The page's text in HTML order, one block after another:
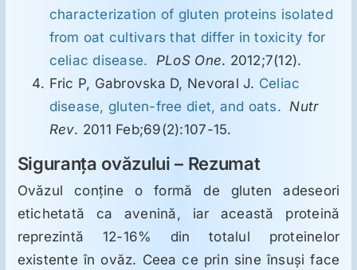
characterization of gluten proteins isolated
from oat cultivars that differ in toxicity for
celiac disease.
PLoS One. 2012;7(12).
Fric P, Gabrovska D, Nevoral J. Celiac
disease, gluten-free diet, and oats. Nutr
Rev. 2011 Feb;69(2):107-15.
Siguranţa ovăzului – Rezumat
Ovăzul conţine o formă de gluten adeseori
etichetată ca avenină, iar această proteină
reprezintă 12-16% din totalul proteinelor
existente în ovăz. Ceea ce prin sine însuşi face